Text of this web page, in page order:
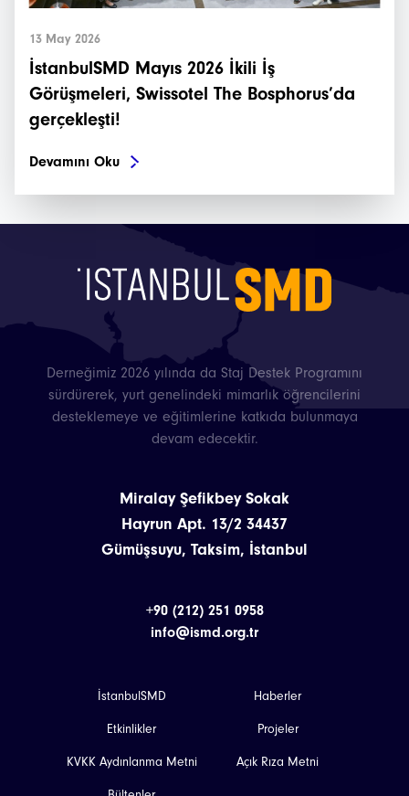
13 May 2026
İstanbulSMD Mayıs 2026 İkili İş
Görüşmeleri, Swissotel The Bosphorus’da
gerçekleşti!
Devamını Oku
Derneğimiz 2026 yılında da Staj Destek Programını
sürdürerek, yurt genelindeki mimarlık öğrencilerini
desteklemeye ve eğitimlerine katkıda bulunmaya
devam edecektir.
Miralay Şefikbey Sokak
Hayrun Apt. 13/2 34437
Gümüşsuyu, Taksim, İstanbul
+90 (212) 251 0958
info@ismd.org.tr
İstanbulSMD Haberler
Etkinlikler Projeler
KVKK Aydınlanma Metni Açık Rıza Metni